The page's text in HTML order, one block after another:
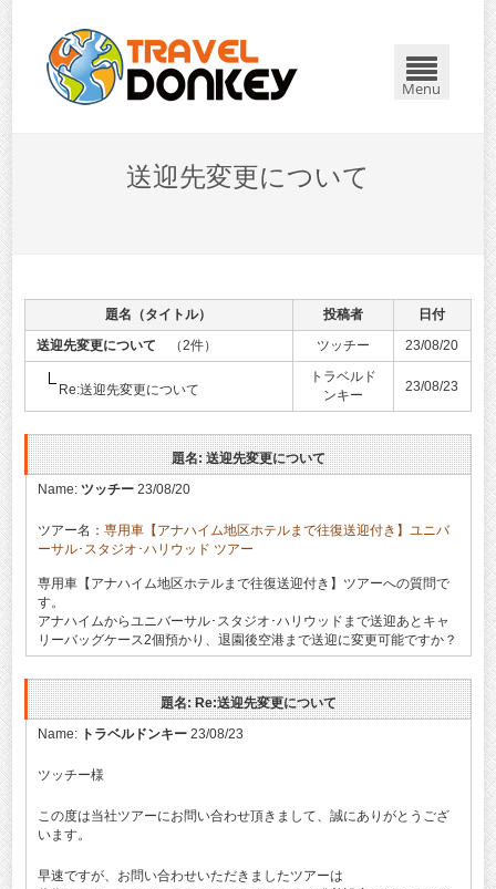
Menu
送迎先変更について
題名（タイトル） 投稿者
日付
送迎先変更について （2件） ツッチー 23/08/20
Re:送迎先変更について
トラベルド
ンキー
23/08/23
題名: 送迎先変更について
Name: ツッチー23/08/20
ツアー名： 専用車【アナハイム地区ホテルまで往復送迎付き】ユニバ
ーサル･スタジオ･ハリウッド ツアー
専用車【アナハイム地区ホテルまで往復送迎付き】ツアーへの質問で
す。
アナハイムからユニバーサル･スタジオ･ハリウッドまで送迎あとキャ
リーバッグケース2個預かり、退園後空港まで送迎に変更可能ですか？
題名: Re:送迎先変更について
Name:
トラベルドンキー23/08/23
ツッチー様
この度は当社ツアーにお問い合わせ頂きまして、誠にありがとうござ
います。
早速ですが、お問い合わせいただきましたツアーは